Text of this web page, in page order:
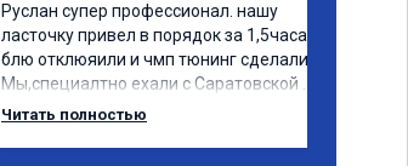
Руслан супер профессионал. нашу
ласточку привел в порядок за 1,5часа и
блю отклюяили и чмп тюнинг сделали.
Мы,специалтно ехали с Саратовской
области до Самары и не зря. Но у них есть
Читать полностью